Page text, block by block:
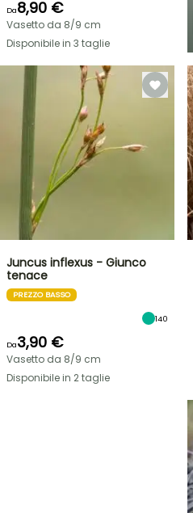
Da8,90 €
Vasetto da 8/9 cm
Disponibile in 3 taglie
Juncus inflexus - Giunco
tenace
PREZZO BASSO
140
Da3,90 €
Vasetto da 8/9 cm
Disponibile in 2 taglie